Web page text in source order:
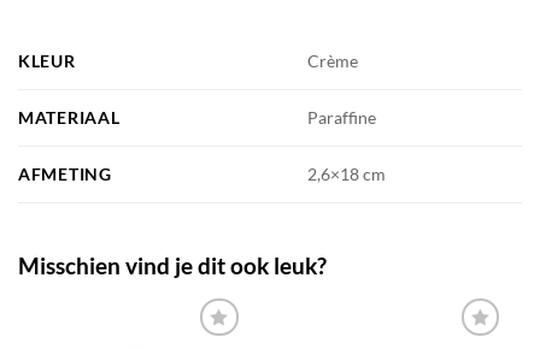
KLEUR Crème
MATERIAAL Paraffine
AFMETING 2,6×18 cm
Misschien vind je dit ook leuk?